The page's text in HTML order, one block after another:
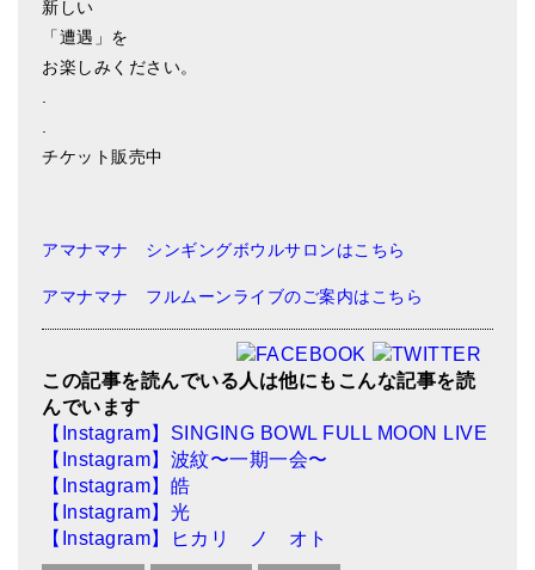
ロゴステッカー・ポストカード各種
亡命チベット人尼僧のお守り・チャーム
ギフトラッピング
上級講座
ビギナー講師・養成講座
アマナマナとは
About Us
新しい
「遭遇」を
お楽しみください。
.
.
チケット販売中
アマナマナ シンギングボウルサロンはこちら
アマナマナ フルムーンライブのご案内はこちら
この記事を読んでいる人は他にもこんな記事を読
んでいます
【Instagram】SINGING BOWL FULL MOON LIVE
【Instagram】波紋〜一期一会〜
【Instagram】皓
【Instagram】光
【Instagram】ヒカリ ノ オト